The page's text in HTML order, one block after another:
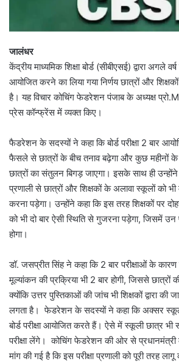
जालंधर
केंद्रीय माध्यमिक शिक्षा बोर्ड (सीबीएसई) द्वारा अगले
आयोजित करने का लिया गया निर्णय छात्रों और
है। यह विचार कोचिंग फेडरेशन पंजाब के अध्यक्ष
प्रेस कॉन्फ्रेंस में व्यक्त किए।
फैडरेशन के सदस्यों ने कहा कि बोर्ड परीक्षा 2 बार
फैसले से छात्रों के बीच तनाव बढ़ेगा और कुछ महीनों के
छात्रों का संतुलन बिगड़ जाएगा। इसके साथ ही उन्होंने
प्रणाली से छात्रों और शिक्षकों के अलावा स्कूलों को
करना पड़ेगा। उन्होंने कहा कि इस तरह शिक्षकों पर
को भी दो बार ऐसी स्थिति से गुजरना पड़ेगा, जिसमें
होगा।
डॉ. जसप्रीत सिंह ने कहा कि 2 बार परीक्षाओं के
मूल्यांकन की प्रक्रिया भी 2 बार होगी, जिससे छात्रों की
क्योंकि उत्तर पुस्तिकाओं की जांच भी शिक्षकों द्वारा
लगता है। फेडरेशन के सदस्यों ने कहा कि अक्सर स्कूल
बोर्ड परीक्षा आयोजित करते हैं। ऐसे में स्कूली छात्र भी
परीक्षा लेंगे। कोचिंग फेडरेशन की ओर से
मांग की गई है कि इस परीक्षा प्रणाली को पूरी तरह